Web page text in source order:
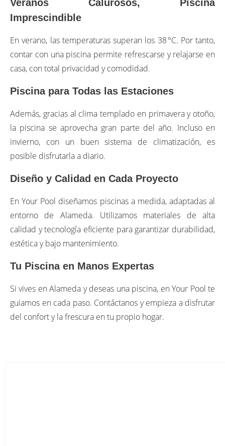
Veranos Calurosos, Piscina
Imprescindible
En verano, las temperaturas superan los 38 °C. Por tanto,
contar con una piscina permite refrescarse y relajarse en
casa, con total privacidad y comodidad.
Piscina para Todas las Estaciones
Además, gracias al clima templado en primavera y otoño,
la piscina se aprovecha gran parte del año. Incluso en
invierno, con un buen sistema de climatización, es
posible disfrutarla a diario.
Diseño y Calidad en Cada Proyecto
En Your Pool diseñamos piscinas a medida, adaptadas al
entorno de Alameda. Utilizamos materiales de alta
calidad y tecnología eficiente para garantizar durabilidad,
estética y bajo mantenimiento.
Tu Piscina en Manos Expertas
Si vives en Alameda y deseas una piscina, en Your Pool te
guiamos en cada paso. Contáctanos y empieza a disfrutar
del confort y la frescura en tu propio hogar.